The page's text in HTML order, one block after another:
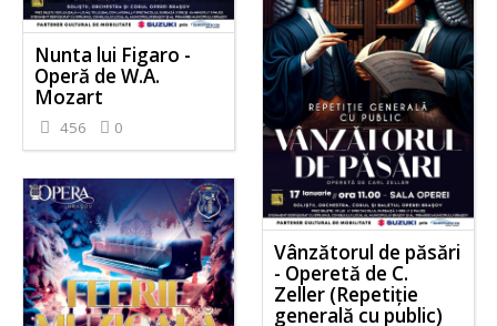
Nunta lui Figaro -
Operă de W.A.
Mozart
456 0
Vânzătorul de păsări
- Operetă de C.
Zeller (Repetiție
generală cu public)